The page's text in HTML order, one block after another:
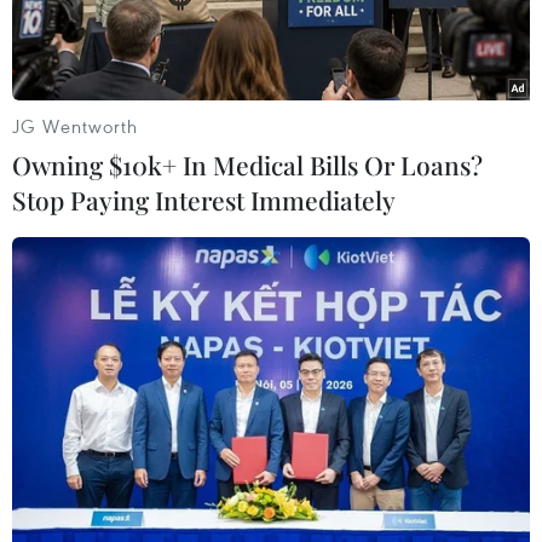
Ảnh minh họa.
Ngày 18/2, Thủ tướng Chính phủ Nguyễn Xuân
Phúc ký ban hành Chỉ thị số 09/CT-TTg yêu cầu
tạo điều kiện cho doanh nghiệp khởi nghiệp
sáng tạo.
Chỉ thị nêu rõ: Nghị quyết số 01/NQ-CP ngày
JG Wentworth
Owning $10k+ In Medical Bills Or Loans?
Stop Paying Interest Immediately